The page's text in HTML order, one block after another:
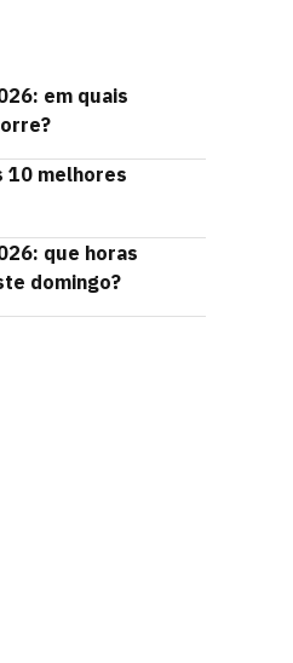
em quais
10 melhores
que horas
domingo?